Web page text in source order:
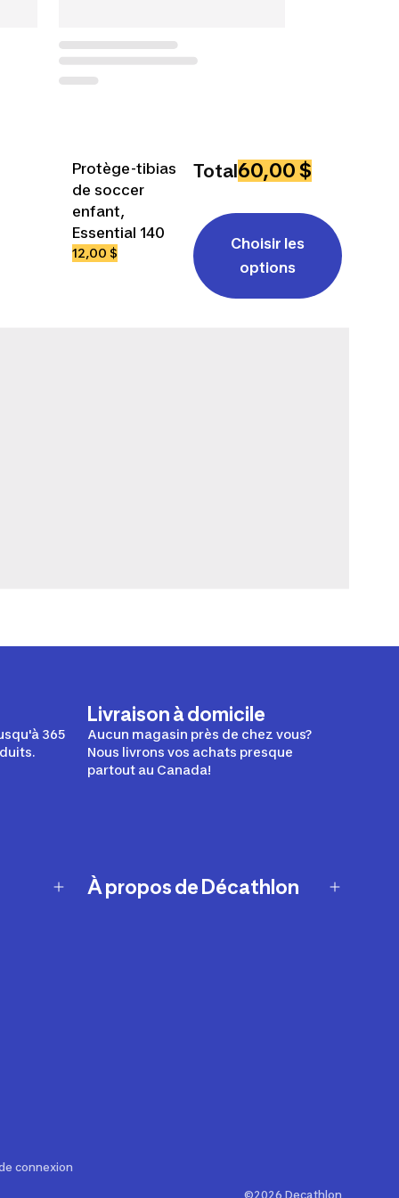
Protège-tibias
de soccer
enfant,
Essential 140
12,00 $
Total60,00 $
Choisir les
options
365
Livraison à domicile
Aucun magasin près de chez vous?
Nous livrons vos achats presque
partout au Canada!
À propos de Décathlon
connexion
©2026 Decathlon